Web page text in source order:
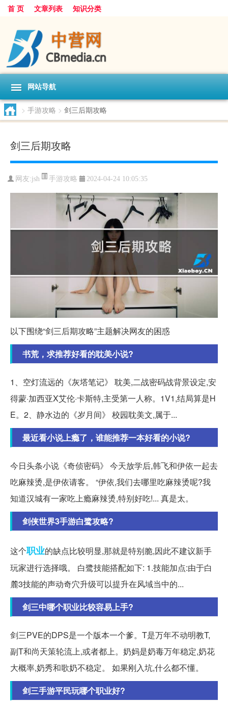
首 页 文章列表 知识分类
网站导航
> 手游攻略 > 剑三后期攻略
剑三后期攻略
网友:jsh 手游攻略 2024-04-24 10:05:35
以下围绕“剑三后期攻略”主题解决网友的困惑
书荒，求推荐好看的耽美小说?
1、空灯流远的《灰塔笔记》 耽美,二战密码战背景设定,安
得蒙·加西亚X艾伦·卡斯特,主受第一人称。1V1,结局算是H
E。2、静水边的《岁月间》 校园耽美文,属于...
最近看小说上瘾了，谁能推荐一本好看的小说?
今日头条小说《奇侦密码》 今天放学后,韩飞和伊依一起去
吃麻辣烫,是伊依请客。 “伊依,我们去哪里吃麻辣烫呢?我
知道汉城有一家吃上瘾麻辣烫,特别好吃!... 真是太。
剑侠世界3手游白鹭攻略?
这个职业的缺点比较明显,那就是特别脆,因此不建议新手
玩家进行选择哦。 白鹭技能搭配如下: 1.技能加点:由于白
麓3技能的声动奇穴升级可以提升在风域当中的...
剑三中哪个职业比较容易上手?
剑三PVE的DPS是一个版本一个爹。T是万年不动明教T,
副T和尚天策轮流上,或者都上。奶妈是奶毒万年稳定,奶花
大概率,奶秀和歌奶不稳定。 如果刚入坑,什么都不懂。
剑三手游平民玩哪个职业好?